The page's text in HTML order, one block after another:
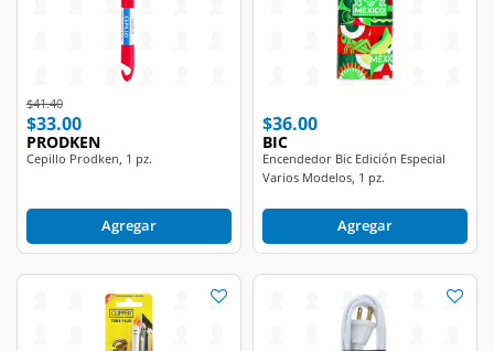
Price reduced from
$41.40to
$33.00
PRODKEN
Cepillo Prodken, 1 pz.
Agregar
$36.00
BIC
Encendedor Bic Edición Especial
Varios Modelos, 1 pz.
Agregar